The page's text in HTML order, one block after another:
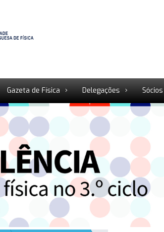
Gazeta de Física Delegações Sócios